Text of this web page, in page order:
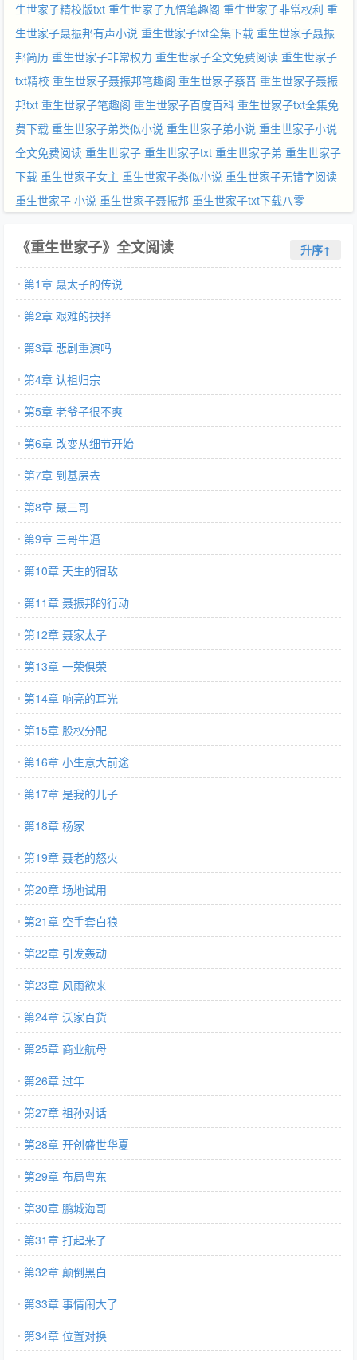
生世家子精校版txt 重生世家子九悟笔趣阁 重生世家子非常权利 重
生世家子聂振邦有声小说 重生世家子txt全集下载 重生世家子聂振
邦简历 重生世家子非常权力 重生世家子全文免费阅读 重生世家子
txt精校 重生世家子聂振邦笔趣阁 重生世家子蔡晋 重生世家子聂振
邦txt 重生世家子笔趣阁 重生世家子百度百科 重生世家子txt全集免
费下载 重生世家子弟类似小说 重生世家子弟小说 重生世家子小说
全文免费阅读 重生世家子 重生世家子txt 重生世家子弟 重生世家子
下载 重生世家子女主 重生世家子类似小说 重生世家子无错字阅读
重生世家子 小说 重生世家子聂振邦 重生世家子txt下载八零
《重生世家子》全文阅读 升序↑
第1章 聂太子的传说
第2章 艰难的抉择
第3章 悲剧重演吗
第4章 认祖归宗
第5章 老爷子很不爽
第6章 改变从细节开始
第7章 到基层去
第8章 聂三哥
第9章 三哥牛逼
第10章 天生的宿敌
第11章 聂振邦的行动
第12章 聂家太子
第13章 一荣俱荣
第14章 响亮的耳光
第15章 股权分配
第16章 小生意大前途
第17章 是我的儿子
第18章 杨家
第19章 聂老的怒火
第20章 场地试用
第21章 空手套白狼
第22章 引发轰动
第23章 风雨欲来
第24章 沃家百货
第25章 商业航母
第26章 过年
第27章 祖孙对话
第28章 开创盛世华夏
第29章 布局粤东
第30章 鹏城海哥
第31章 打起来了
第32章 颠倒黑白
第33章 事情闹大了
第34章 位置对换